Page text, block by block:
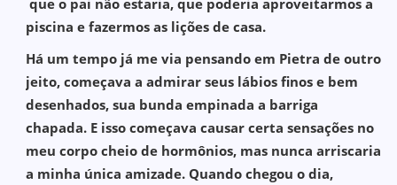
que o pai não estaria, que poderia aproveitarmos a
piscina e fazermos as lições de casa.
Há um tempo já me via pensando em Pietra de outro
jeito, começava a admirar seus lábios finos e bem
desenhados, sua bunda empinada a barriga
chapada. E isso começava causar certa sensações no
meu corpo cheio de hormônios, mas nunca arriscaria
a minha única amizade. Quando chegou o dia,